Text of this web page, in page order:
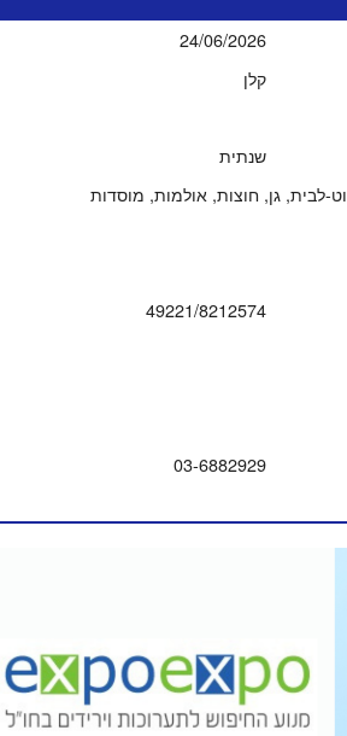
24/06/2026
קלן
שנתית
לבית, גן, חוצות, אולמות, מוסדות
49221/8212574
03-6882929